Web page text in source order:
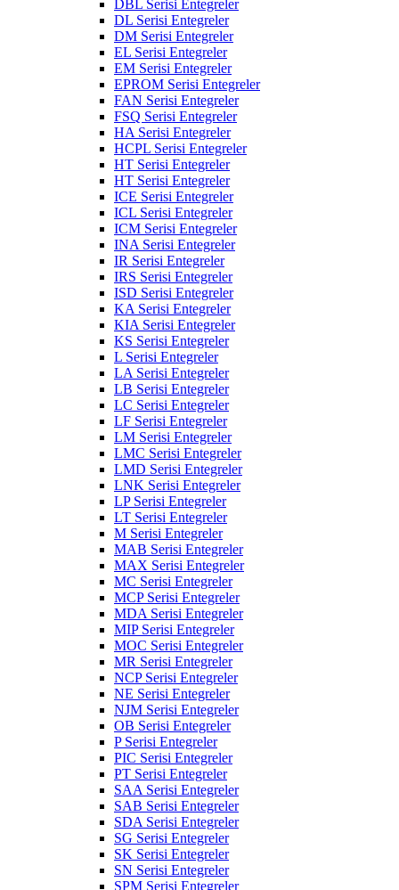
DBL Serisi Entegreler
DL Serisi Entegreler
DM Serisi Entegreler
EL Serisi Entegreler
EM Serisi Entegreler
EPROM Serisi Entegreler
FAN Serisi Entegreler
FSQ Serisi Entegreler
HA Serisi Entegreler
HCPL Serisi Entegreler
HT Serisi Entegreler
HT Serisi Entegreler
ICE Serisi Entegreler
ICL Serisi Entegreler
ICM Serisi Entegreler
INA Serisi Entegreler
IR Serisi Entegreler
IRS Serisi Entegreler
ISD Serisi Entegreler
KA Serisi Entegreler
KIA Serisi Entegreler
KS Serisi Entegreler
L Serisi Entegreler
LA Serisi Entegreler
LB Serisi Entegreler
LC Serisi Entegreler
LF Serisi Entegreler
LM Serisi Entegreler
LMC Serisi Entegreler
LMD Serisi Entegreler
LNK Serisi Entegreler
LP Serisi Entegreler
LT Serisi Entegreler
M Serisi Entegreler
MAB Serisi Entegreler
MAX Serisi Entegreler
MC Serisi Entegreler
MCP Serisi Entegreler
MDA Serisi Entegreler
MIP Serisi Entegreler
MOC Serisi Entegreler
MR Serisi Entegreler
NCP Serisi Entegreler
NE Serisi Entegreler
NJM Serisi Entegreler
OB Serisi Entegreler
P Serisi Entegreler
PIC Serisi Entegreler
PT Serisi Entegreler
SAA Serisi Entegreler
SAB Serisi Entegreler
SDA Serisi Entegreler
SG Serisi Entegreler
SK Serisi Entegreler
SN Serisi Entegreler
SPM Serisi Entegreler